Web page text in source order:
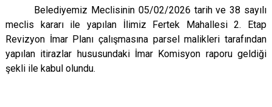
Belediyemiz Meclisinin 05/02/2026 tarih ve 38 sayılı
meclis kararı ile yapılan İlimiz Fertek Mahallesi 2. Etap
Revizyon İmar Planı çalışmasına parsel malikleri tarafından
yapılan itirazlar hususundaki İmar Komisyon raporu geldiği
şekli ile kabul olundu.